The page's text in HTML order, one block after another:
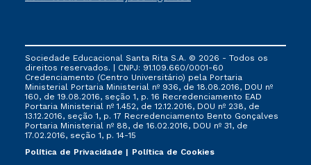
cancelado ou trancado sua matrícula em uma das
FIES, Prouni e outros programas governamentais, e
não se acumula com nenhuma outra campanha
ofertada pela Instituição.
Sociedade Educacional Santa Rita S.A. © 2026 - Todos os
direitos reservados. | CNPJ: 91.109.660/0001-60
Credenciamento (Centro Universitário) pela Portaria
Ministerial Portaria Ministerial nº 936, de 18.08.2016, DOU nº
160, de 19.08.2016, seção 1, p. 16 Recredenciamento EAD
Portaria Ministerial nº 1.452, de 12.12.2016, DOU nº 238, de
13.12.2016, seção 1, p. 17 Recredenciamento Bento Gonçalves
Portaria Ministerial nº 88, de 16.02.2016, DOU nº 31, de
17.02.2016, seção 1, p. 14-15
Política de Privacidade
Política de Cookies